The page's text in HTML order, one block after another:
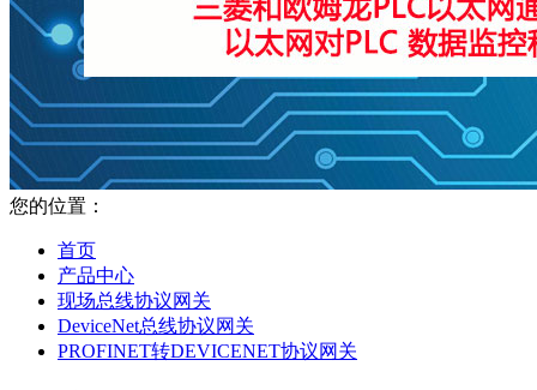
您的位置：
首页
产品中心
现场总线协议网关
DeviceNet总线协议网关
PROFINET转DEVICENET协议网关